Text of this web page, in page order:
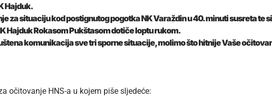
Hajduk.
za situaciju kod postignutog pogotka NK Varaždin u 40. minuti susreta te
Hajduk Rokasom Pukštasom dotiče loptu rukom.
komunikacija sve tri sporne situacije, molimo što hitnije Vaše
očitovanje HNS-a u kojem piše sljedeće: